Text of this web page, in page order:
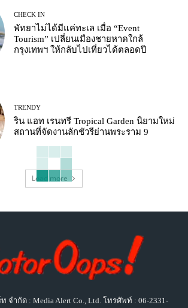
CHECK IN
พัทยาไม่ได้มีแค่ทะเล เมื่อ “Event
Tourism” เปลี่ยนเมืองชายหาดใกล้
กรุงเทพฯ ให้กลับไปเที่ยวได้ตลอดปี
TRENDY
ริน แอท เรนทรี Tropical Garden นิยามใหม่
สถานที่จัดงานลักชัวรีย่านพระราม 9
Load more
จำกัด : Media Alert Co., Ltd. โทรศัพท์ : 06-2331-